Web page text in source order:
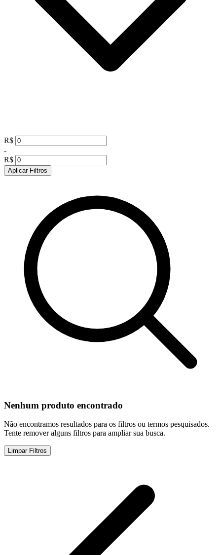
R$
-
R$
Aplicar Filtros
Nenhum produto encontrado
Não encontramos resultados para os filtros ou termos pesquisados.
Tente remover alguns filtros para ampliar sua busca.
Limpar Filtros